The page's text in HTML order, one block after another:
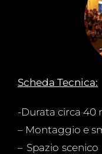
Scheda Tecnica:
-Durata circa 40
– Montaggio e
– Spazio